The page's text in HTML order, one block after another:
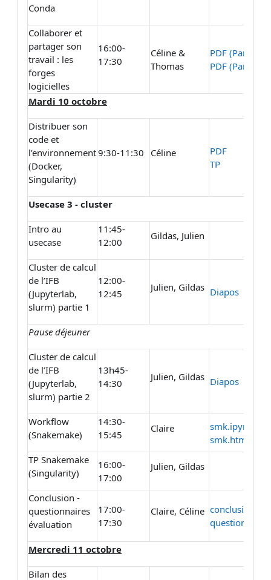
Conda
Collaborer et
partager son
travail : les
forges
logicielles
16:00-
17:30
Céline &
Thomas
PDF (Partie 1)
PDF (Partie 2)
Mardi 10 octobre
Distribuer son
code et
l’environnement
(Docker,
Singularity)
9:30-11:30 Céline
PDF
TP
Usecase 3 - cluster
Intro au
usecase
11:45-
12:00
Gildas, Julien
Cluster de calcul
de l’IFB
(Jupyterlab,
slurm) partie 1
12:00-
12:45
Julien, Gildas Diapos
Pause déjeuner
Cluster de calcul
de l’IFB
(Jupyterlab,
slurm) partie 2
13h45-
14:30
Julien, Gildas Diapos
Workflow
(Snakemake)
14:30-
15:45
Claire
smk.ipynb
smk.html
TP Snakemake
(Singularity)
16:00-
17:00
Julien, Gildas
Conclusion -
questionnaires
évaluation
17:00-
17:30
Claire, Céline conclusion
Mercredi 11 octobre
Bilan des